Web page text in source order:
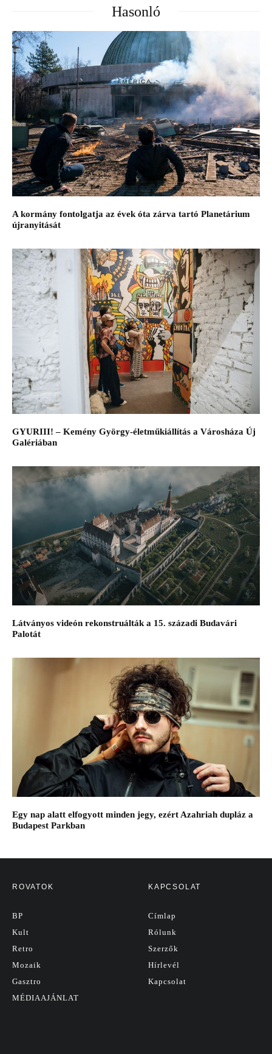
Hasonló
A kormány fontolgatja az évek óta zárva tartó Planetárium
újranyitását
GYURIII! – Kemény György-életműkiállítás a Városháza Új
Galériában
Látványos videón rekonstruálták a 15. századi Budavári
Palotát
Egy nap alatt elfogyott minden jegy, ezért Azahriah dupláz a
Budapest Parkban
ROVATOK
BP
Kult
Retro
Mozaik
Gasztro
MÉDIAAJÁNLAT
KAPCSOLAT
Címlap
Rólunk
Szerzők
Hírlevél
Kapcsolat